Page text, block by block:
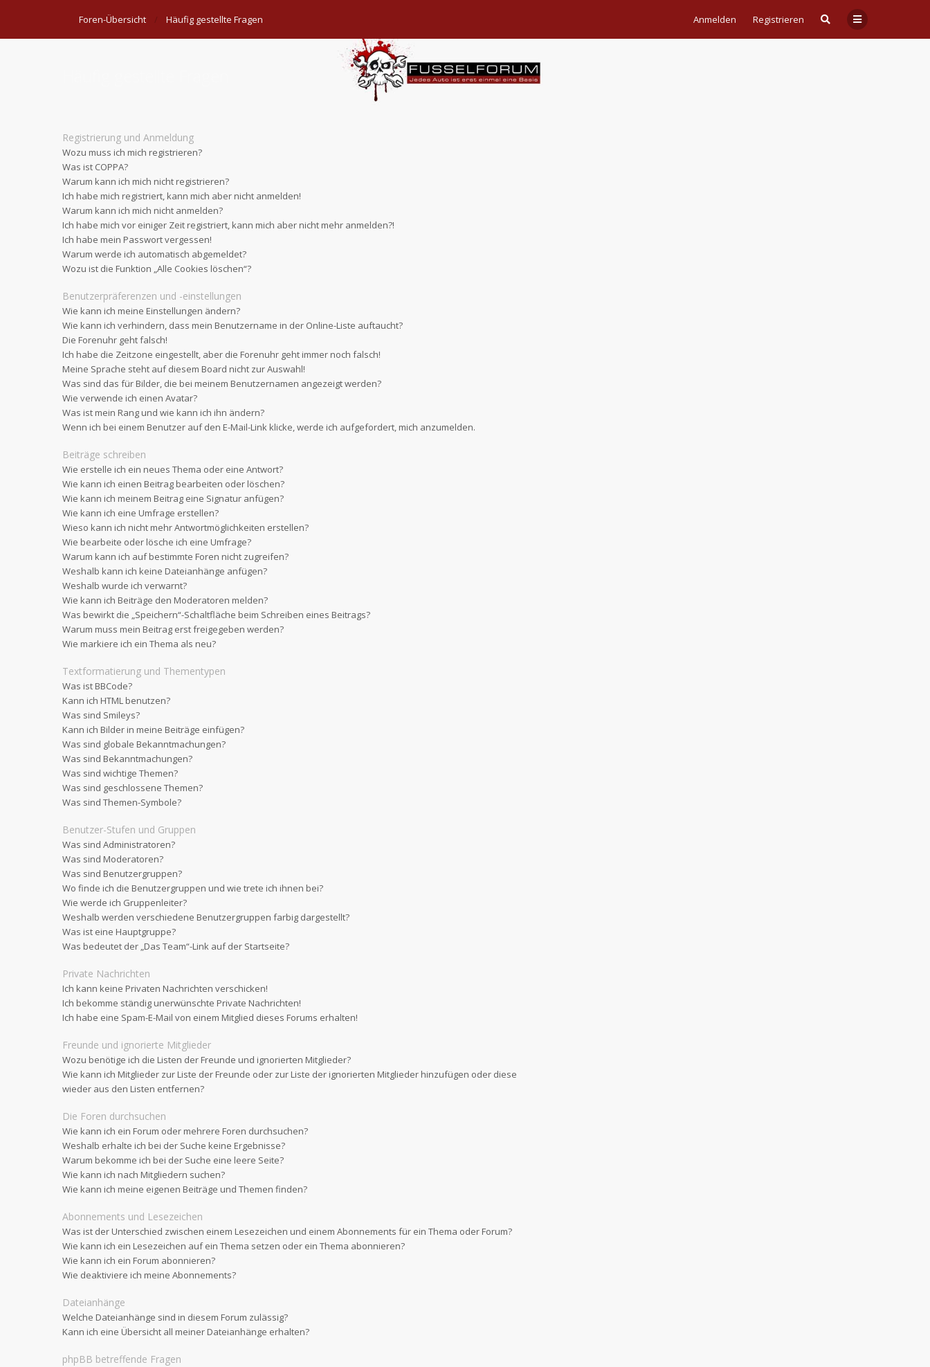
Anmelden Registrieren
Foren-Übersicht Häufig gestellte Fragen
Registrierung und Anmeldung
Wozu muss ich mich registrieren?
Was ist COPPA?
Warum kann ich mich nicht registrieren?
Ich habe mich registriert, kann mich aber nicht anmelden!
Warum kann ich mich nicht anmelden?
Ich habe mich vor einiger Zeit registriert, kann mich aber nicht mehr anmelden?!
Ich habe mein Passwort vergessen!
Warum werde ich automatisch abgemeldet?
Wozu ist die Funktion „Alle Cookies löschen“?
Benutzerpräferenzen und -einstellungen
Wie kann ich meine Einstellungen ändern?
Wie kann ich verhindern, dass mein Benutzername in der Online-Liste auftaucht?
Die Forenuhr geht falsch!
Ich habe die Zeitzone eingestellt, aber die Forenuhr geht immer noch falsch!
Meine Sprache steht auf diesem Board nicht zur Auswahl!
Was sind das für Bilder, die bei meinem Benutzernamen angezeigt werden?
Wie verwende ich einen Avatar?
Was ist mein Rang und wie kann ich ihn ändern?
Wenn ich bei einem Benutzer auf den E-Mail-Link klicke, werde ich aufgefordert, mich anzumelden.
Beiträge schreiben
Wie erstelle ich ein neues Thema oder eine Antwort?
Wie kann ich einen Beitrag bearbeiten oder löschen?
Wie kann ich meinem Beitrag eine Signatur anfügen?
Wie kann ich eine Umfrage erstellen?
Wieso kann ich nicht mehr Antwortmöglichkeiten erstellen?
Wie bearbeite oder lösche ich eine Umfrage?
Warum kann ich auf bestimmte Foren nicht zugreifen?
Weshalb kann ich keine Dateianhänge anfügen?
Weshalb wurde ich verwarnt?
Wie kann ich Beiträge den Moderatoren melden?
Was bewirkt die „Speichern“-Schaltfläche beim Schreiben eines Beitrags?
Warum muss mein Beitrag erst freigegeben werden?
Wie markiere ich ein Thema als neu?
Textformatierung und Thementypen
Was ist BBCode?
Kann ich HTML benutzen?
Was sind Smileys?
Kann ich Bilder in meine Beiträge einfügen?
Was sind globale Bekanntmachungen?
Was sind Bekanntmachungen?
Was sind wichtige Themen?
Was sind geschlossene Themen?
Was sind Themen-Symbole?
Benutzer-Stufen und Gruppen
Was sind Administratoren?
Was sind Moderatoren?
Was sind Benutzergruppen?
Wo finde ich die Benutzergruppen und wie trete ich ihnen bei?
Wie werde ich Gruppenleiter?
Weshalb werden verschiedene Benutzergruppen farbig dargestellt?
Was ist eine Hauptgruppe?
Was bedeutet der „Das Team“-Link auf der Startseite?
Private Nachrichten
Ich kann keine Privaten Nachrichten verschicken!
Ich bekomme ständig unerwünschte Private Nachrichten!
Ich habe eine Spam-E-Mail von einem Mitglied dieses Forums erhalten!
Freunde und ignorierte Mitglieder
Wozu benötige ich die Listen der Freunde und ignorierten Mitglieder?
Wie kann ich Mitglieder zur Liste der Freunde oder zur Liste der ignorierten Mitglieder hinzufügen oder diese
wieder aus den Listen entfernen?
Die Foren durchsuchen
Wie kann ich ein Forum oder mehrere Foren durchsuchen?
Weshalb erhalte ich bei der Suche keine Ergebnisse?
Warum bekomme ich bei der Suche eine leere Seite?
Wie kann ich nach Mitgliedern suchen?
Wie kann ich meine eigenen Beiträge und Themen finden?
Abonnements und Lesezeichen
Was ist der Unterschied zwischen einem Lesezeichen und einem Abonnements für ein Thema oder Forum?
Wie kann ich ein Lesezeichen auf ein Thema setzen oder ein Thema abonnieren?
Wie kann ich ein Forum abonnieren?
Wie deaktiviere ich meine Abonnements?
Dateianhänge
Welche Dateianhänge sind in diesem Forum zulässig?
Kann ich eine Übersicht all meiner Dateianhänge erhalten?
phpBB betreffende Fragen